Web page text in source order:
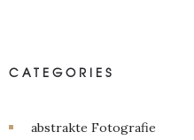
CATEGORIES
abstrakte Fotografie